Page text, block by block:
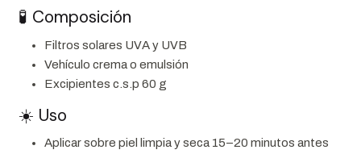
🧪 Composición
Filtros solares UVA y UVB
Vehículo crema o emulsión
Excipientes c.s.p 60 g
☀️ Uso
Aplicar sobre piel limpia y seca 15–20 minutos antes